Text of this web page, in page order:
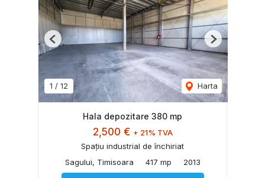
1 / 12 Harta
Previous Next
Hala depozitare 380 mp
2,500 € + 21% TVA
Spațiu industrial de închiriat
Sagului, Timisoara
417 mp 2013